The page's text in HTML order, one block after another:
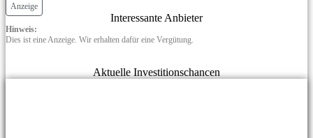
Anzeige
Interessante Anbieter
Hinweis:
Dies ist eine Anzeige. Wir erhalten dafür eine Vergütung.
Aktuelle Investitionschancen